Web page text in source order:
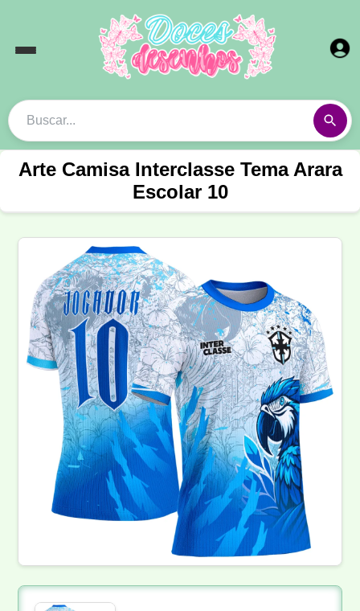
Arte Camisa Interclasse Tema Arara
Escolar 10